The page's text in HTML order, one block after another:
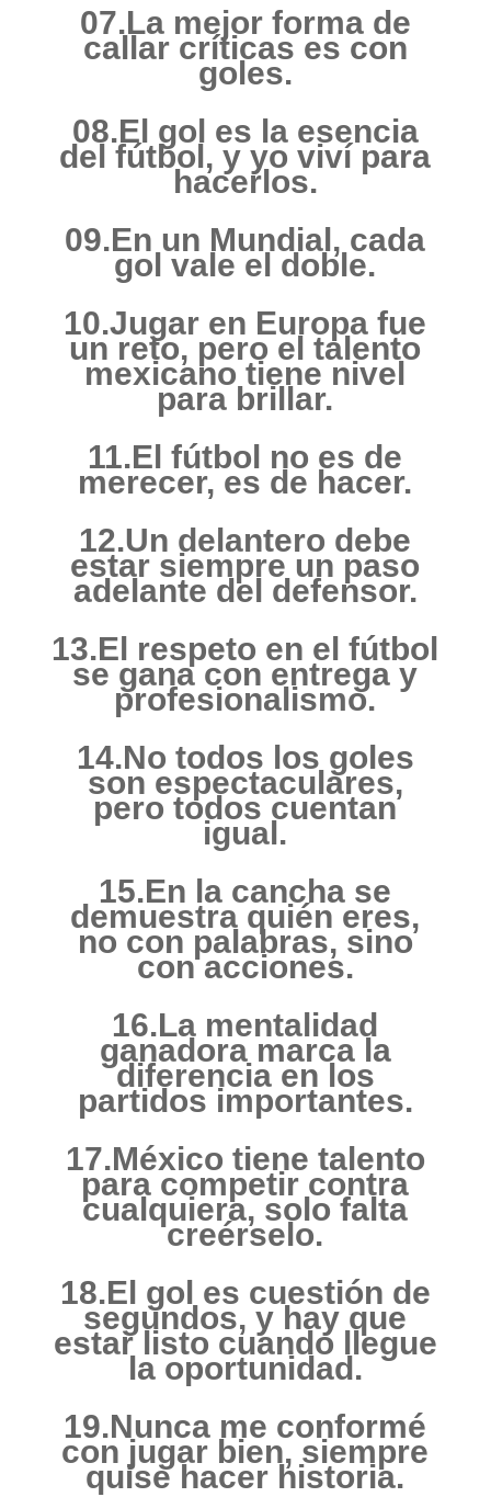
07.La mejor forma de
callar críticas es con
goles.
08.El gol es la esencia
del fútbol, y yo viví para
hacerlos.
09.En un Mundial, cada
gol vale el doble.
10.Jugar en Europa fue
un reto, pero el talento
mexicano tiene nivel
para brillar.
11.El fútbol no es de
merecer, es de hacer.
12.Un delantero debe
estar siempre un paso
adelante del defensor.
13.El respeto en el fútbol
se gana con entrega y
profesionalismo.
14.No todos los goles
son espectaculares,
pero todos cuentan
igual.
15.En la cancha se
demuestra quién eres,
no con palabras, sino
con acciones.
16.La mentalidad
ganadora marca la
diferencia en los
partidos importantes.
17.México tiene talento
para competir contra
cualquiera, solo falta
creérselo.
18.El gol es cuestión de
segundos, y hay que
estar listo cuando llegue
la oportunidad.
19.Nunca me conformé
con jugar bien, siempre
quise hacer historia.